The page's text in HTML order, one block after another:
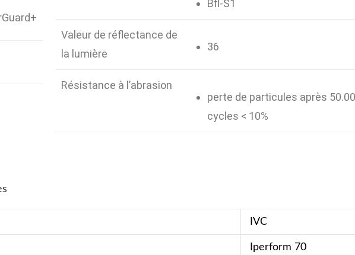
Bfl-S1
Valeur de réflectance de
la lumière
36
Résistance à l’abrasion
perte de particules après
cycles < 10%
IVC
Iperform 70